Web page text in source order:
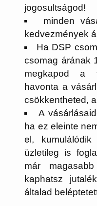
jogosultságod!
minden
kedvezmények
Ha DSP
csomag árának
megkapod a
havonta a
csökkentheted,
A
ha ez eleinte
el,
üzletileg is
már
kaphatsz
általad